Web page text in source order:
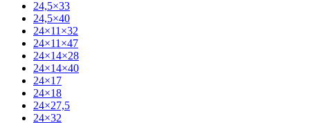
24,5×33
24,5×40
24×11×32
24×11×47
24×14×28
24×14×40
24×17
24×18
24×27,5
24×32